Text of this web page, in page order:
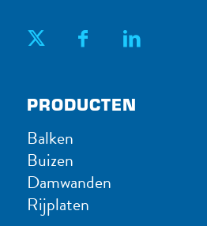
PRODUC​TEN
Balken
Buizen
Damwanden
Rijplaten